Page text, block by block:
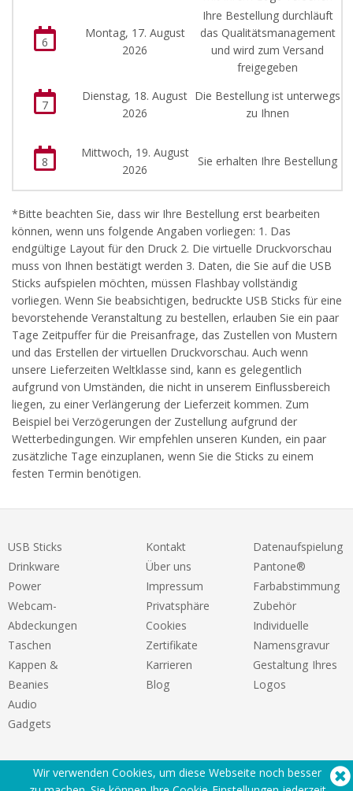
6
Montag, 17. August
2026
Ihre Bestellung durchläuft
das Qualitätsmanagement
und wird zum Versand
freigegeben
7
Dienstag, 18. August
2026
Die Bestellung ist unterwegs
zu Ihnen
8
Mittwoch, 19. August
2026
Sie erhalten Ihre Bestellung
*Bitte beachten Sie, dass wir Ihre Bestellung erst bearbeiten
können, wenn uns folgende Angaben vorliegen: 1. Das
endgültige Layout für den Druck 2. Die virtuelle Druckvorschau
muss von Ihnen bestätigt werden 3. Daten, die Sie auf die USB
Sticks aufspielen möchten, müssen Flashbay vollständig
vorliegen. Wenn Sie beabsichtigen, bedruckte USB Sticks für eine
bevorstehende Veranstaltung zu bestellen, erlauben Sie ein paar
Tage Zeitpuffer für die Preisanfrage, das Zustellen von Mustern
und das Erstellen der virtuellen Druckvorschau. Auch wenn
unsere Lieferzeiten Weltklasse sind, kann es gelegentlich
aufgrund von Umständen, die nicht in unserem Einflussbereich
liegen, zu einer Verlängerung der Lieferzeit kommen. Zum
Beispiel bei Verzögerungen der Zustellung aufgrund der
Wetterbedingungen. Wir empfehlen unseren Kunden, ein paar
zusätzliche Tage einzuplanen, wenn Sie die Sticks zu einem
festen Termin benötigen.
USB Sticks
Drinkware
Power
Webcam-
Abdeckungen
Taschen
Kappen &
Beanies
Audio
Gadgets
Kontakt
Über uns
Impressum
Privatsphäre
Cookies
Zertifikate
Karrieren
Blog
Datenaufspielung
Pantone®
Farbabstimmung
Zubehör
Individuelle
Namensgravur
Gestaltung Ihres
Logos
Wir verwenden Cookies, um diese Webseite noch besser